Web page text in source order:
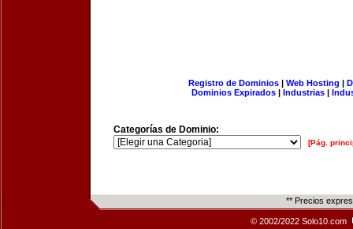
Registro de Dominios| Web Hosting |
Dominios Expirados | Industrias |
Categorías de Dominio:
[Pág.
** Precios
© 2002/2022 Solo10.com